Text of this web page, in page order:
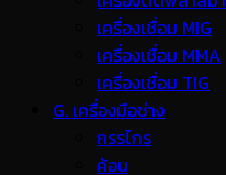
เครื่องเชื่อม MIG
เครื่องเชื่อม MMA
เครื่องเชื่อม TIG
G. เครื่องมือช่าง
กรรไกร
ค้อน